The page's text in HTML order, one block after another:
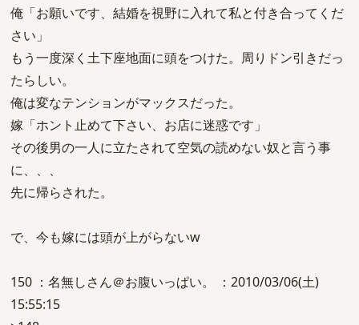
俺「お願いです、結婚を視野に入れて私と付き合ってくだ
さい」
もう一度深く土下座地面に頭をつけた。周りドン引きだっ
たらしい。
俺は変なテンションがマックスだった。
嫁「ホント止めて下さい、お店に迷惑です」
その後男の一人に立たされて空気の読めない奴と言う事
に、、、
先に帰らされた。
で、今も嫁には頭が上がらないw
150 ：名無しさん＠お腹いっぱい。 ：2010/03/06(土)
15:55:15